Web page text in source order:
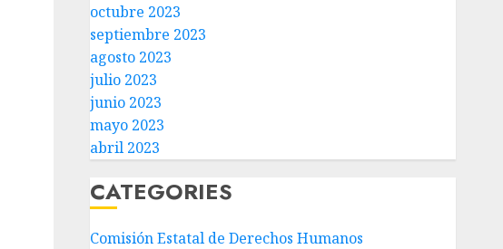
octubre 2023
septiembre 2023
agosto 2023
julio 2023
junio 2023
mayo 2023
abril 2023
CATEGORIES
Comisión Estatal de Derechos Humanos